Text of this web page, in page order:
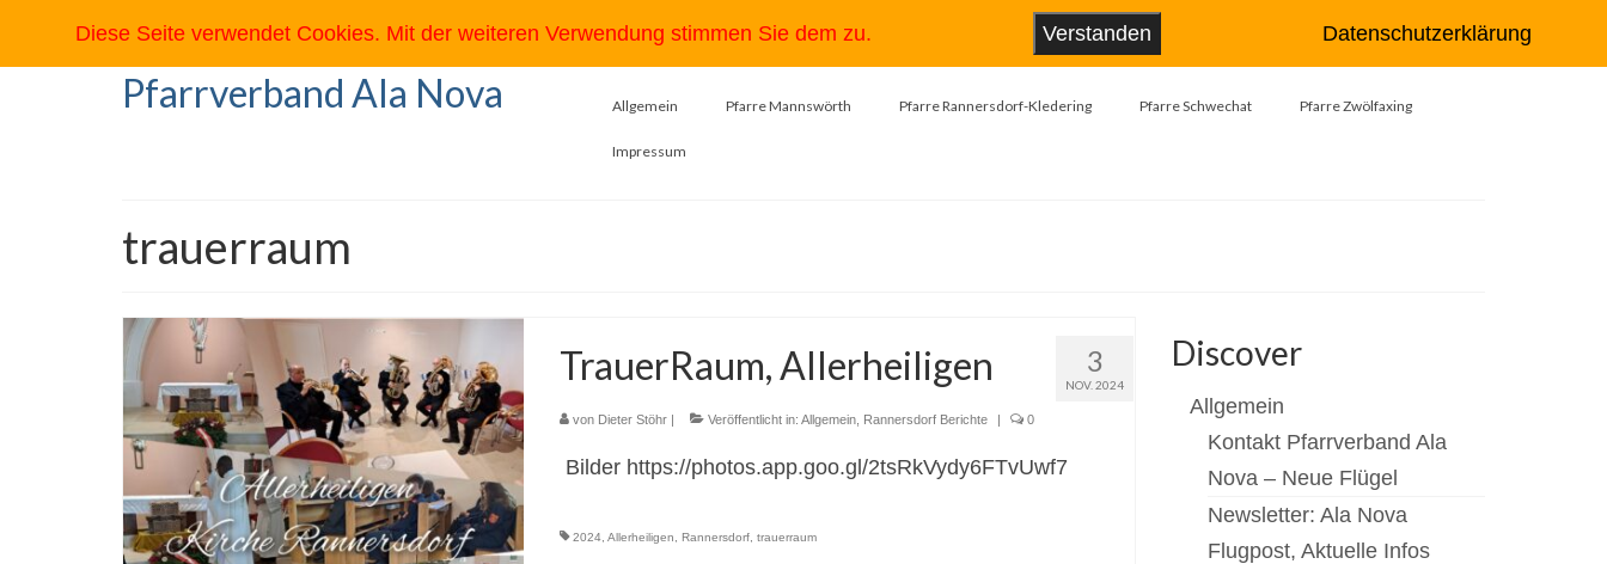
Pfarrverband Ala Nova Allgemein Pfarre Mannswörth Pfarre Rannersdorf-Kledering Pfarre Schwechat Pfarre Zwölfaxing
Impressum
trauerraum
3
NOV. 2024
TrauerRaum, Allerheiligen
von Dieter Stöhr| Veröffentlicht in: Allgemein, Rannersdorf Berichte | 0
Bilder https://photos.app.goo.gl/2tsRkVydy6FTvUwf7
2024, Allerheiligen Rannersdorf, trauerraum
Discover
Allgemein
Kontakt Pfarrverband Ala
Nova – Neue Flügel
Newsletter: Ala Nova
Flugpost, Aktuelle Infos
Diese Seite verwendet Cookies. Mit der weiteren Verwendung stimmen Sie dem zu. Verstanden Datenschutzerklärung